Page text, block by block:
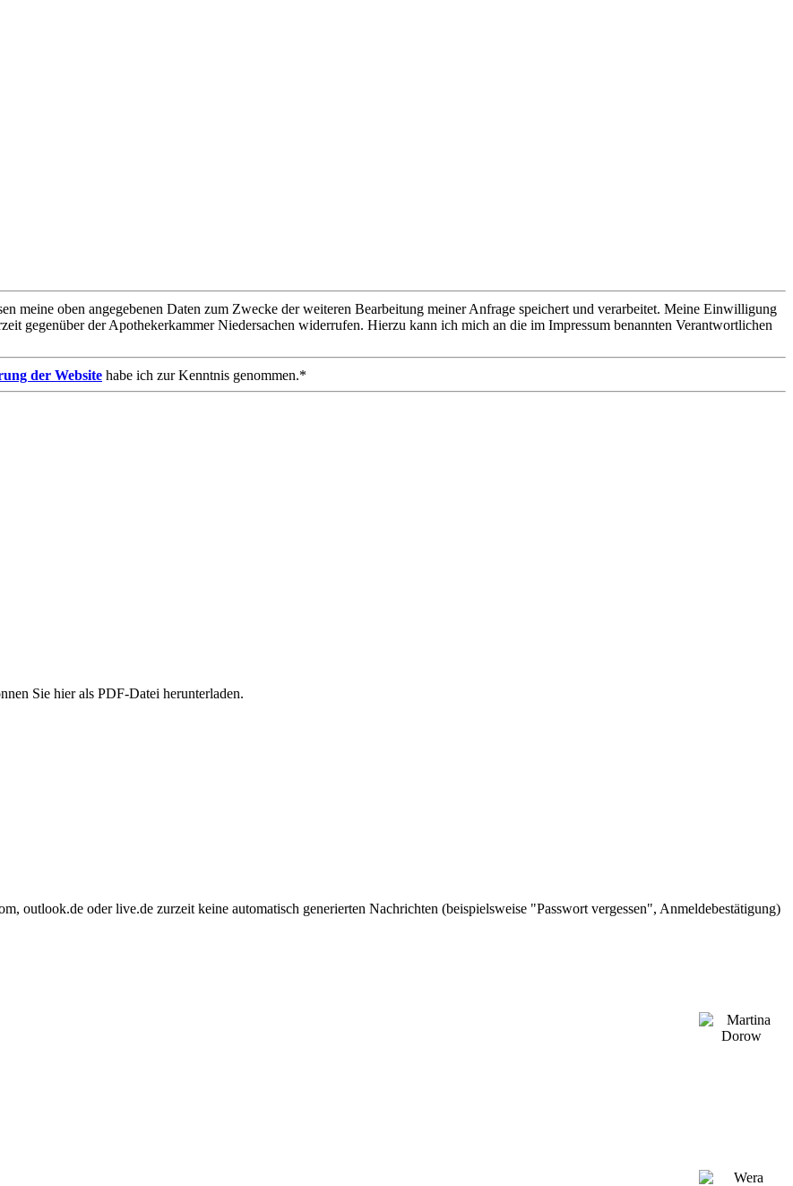
meine oben angegebenen Daten zum Zwecke der weiteren Bearbeitung meiner Anfrage speichert und verarbeitet. Meine Einwilligung
gegenüber der Apothekerkammer Niedersachen widerrufen. Hierzu kann ich mich an die im Impressum benannten Verantwortlichen
der Website habe ich zur Kenntnis genommen.*
Sie hier als PDF-Datei herunterladen.
outlook.de oder live.de zurzeit keine automatisch generierten Nachrichten (beispielsweise "Passwort vergessen", Anmeldebestätigung)